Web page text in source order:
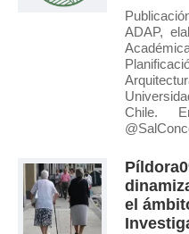
Universidad
Politécnica
de
ADAP,
Chile.
el